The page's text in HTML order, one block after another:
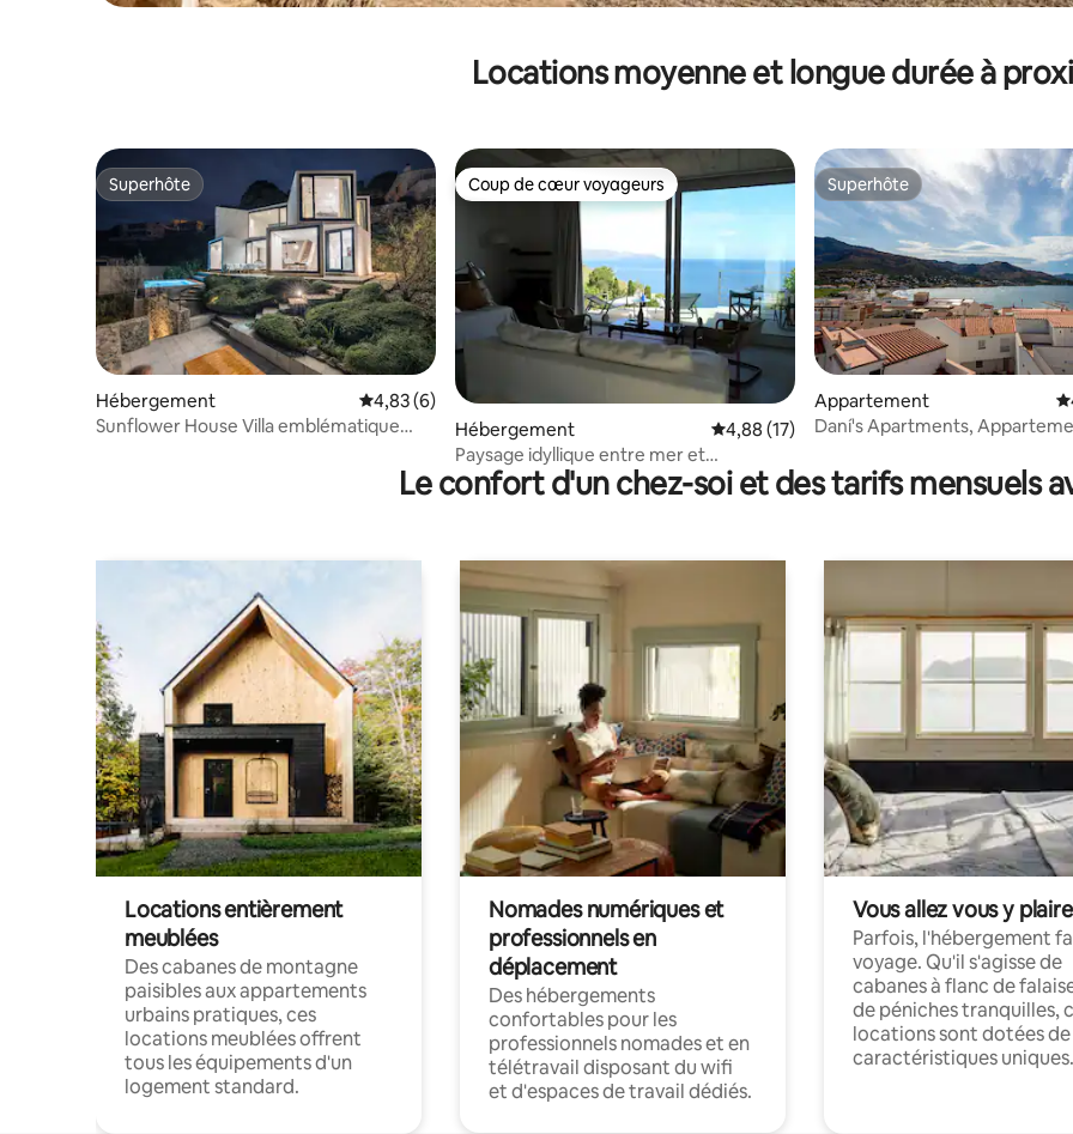
Locations moyenne et longue durée à
Superhôte
Superhôte
Hébergement Évaluation moyenne sur la base de 6 commentaires : 4,83 sur 5
4,83 (6)
Sunflower House Villa emblématique
Coup de cœur voyageurs
Coup de cœur voyageurs
Hébergement Évaluation moyenne sur la base de 17
4,88 (17)
Paysage idyllique entre mer et
montagne
Superhôte
Superhôte
Appartement
Daní's Apartments,
Le confort d'un chez-soi et des tarifs mensuels
Locations entièrement
meublées
Des cabanes de montagne
paisibles aux appartements
urbains pratiques, ces
locations meublées offrent
tous les équipements d'un
logement standard.
Nomades numériques et
professionnels en
déplacement
Des hébergements
confortables pour les
professionnels nomades et en
télétravail disposant du wifi
et d'espaces de travail dédiés.
Vous allez vous y plaire
Parfois, l'hébergement
voyage. Qu'il s'agisse de
cabanes à flanc de
de péniches tranquilles,
locations sont dotées de
caractéristiques uniques.